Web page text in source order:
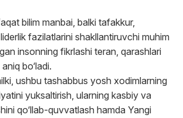
bilim manbai, balki tafakkur,
fazilatlarini shakllantiruvchi muhim
insonning fikrlashi teran, qarashlari
bo‘ladi.
ushbu tashabbus yosh xodimlarning
yuksaltirish, ularning kasbiy va
qo‘llab-quvvatlash hamda Yangi